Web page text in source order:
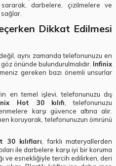
darbelere, çizilmelere ve
Dikkat Edilmesi
aynı zamanda telefonunuzu en
önünde bulundurulmalıdır. Infinix
gereken bazı önemli unsurlar
en temel işlevi, telefonunuzu dış
Hot 30 kılıfı, telefonunuzu
karşı güvence altına alır.
koruyarak, telefonunuzun ömrünü
30 kılıfları, farklı materyallerden
ile darbelere karşı iyi bir koruma
ve esnekliğiyle tercih edilirken, deri